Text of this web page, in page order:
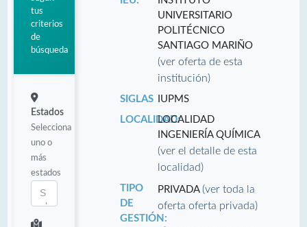
tus
criterios
de
búsqueda
Estados
Selecciona
uno o
más
estados
UNIVERSITARIO
POLITÉCNICO
SANTIAGO MARIÑO
(ver oferta de esta
institución)
SIGLAS
IUPMS
LOCALIDAD:LOCALIDAD
INGENIERÍA QUÍMICA
(ver el detalle de esta
localidad)
TIPO
DE
GESTIÓN:
PRIVADA(ver toda la
oferta oferta privada)